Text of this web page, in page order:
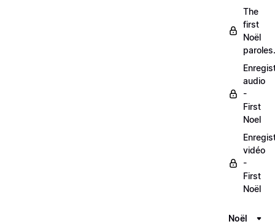
The
first
Noël
audio
-
First
Noel
vidéo
-
First
Noël
Noël